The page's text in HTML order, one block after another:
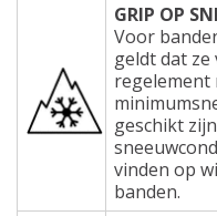
GRIP OP
Voor
geldt dat ze
regelement
geschikt
vinden op
banden.